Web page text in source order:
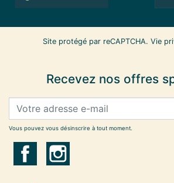
Site protégé par reCAPTCHA. Vie
Recevez nos offres
Vous pouvez vous désinscrire à tout moment.